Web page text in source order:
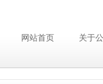
网站首页 关于